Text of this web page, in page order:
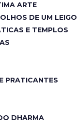
ARTE
DE UM LEIGO
E TEMPLOS
PRATICANTES
DHARMA